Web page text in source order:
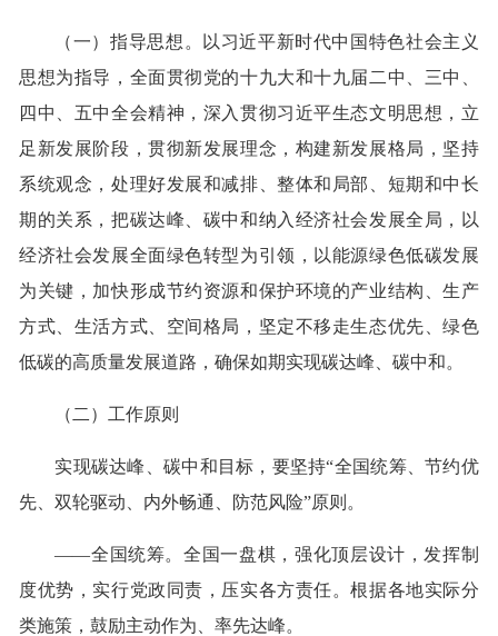
（一）指导思想。以习近平新时代中国特色社会主义
思想为指导，全面贯彻党的十九大和十九届二中、三中、
四中、五中全会精神，深入贯彻习近平生态文明思想，立
足新发展阶段，贯彻新发展理念，构建新发展格局，坚持
系统观念，处理好发展和减排、整体和局部、短期和中长
期的关系，把碳达峰、碳中和纳入经济社会发展全局，以
经济社会发展全面绿色转型为引领，以能源绿色低碳发展
为关键，加快形成节约资源和保护环境的产业结构、生产
方式、生活方式、空间格局，坚定不移走生态优先、绿色
低碳的高质量发展道路，确保如期实现碳达峰、碳中和。
（二）工作原则
实现碳达峰、碳中和目标，要坚持“全国统筹、节约优
先、双轮驱动、内外畅通、防范风险”原则。
——全国统筹。全国一盘棋，强化顶层设计，发挥制
度优势，实行党政同责，压实各方责任。根据各地实际分
类施策，鼓励主动作为、率先达峰。